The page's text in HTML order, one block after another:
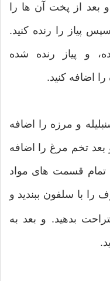
و بعد از پخت آن ها را
پیاز را رنده کنید.
و پیاز رنده شده
اضافه کنید.
و مرزه را اضافه
تخم مرغ را اضافه
تمام قسمت های مواد
با سلفون ببندید و
بدهید. و بعد به